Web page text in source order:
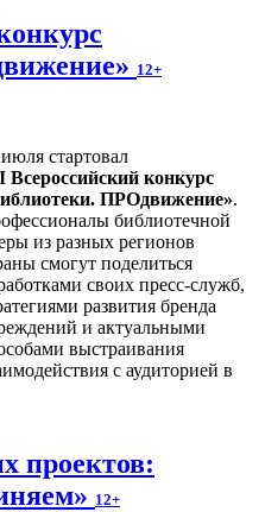
12+
стартовал
Всероссийский конкурс
ПРОдвижение».
библиотечной
из разных регионов
смогут поделиться
своих пресс-служб,
развития бренда
и актуальными
выстраивания
с аудиторией в
проектов:
12+